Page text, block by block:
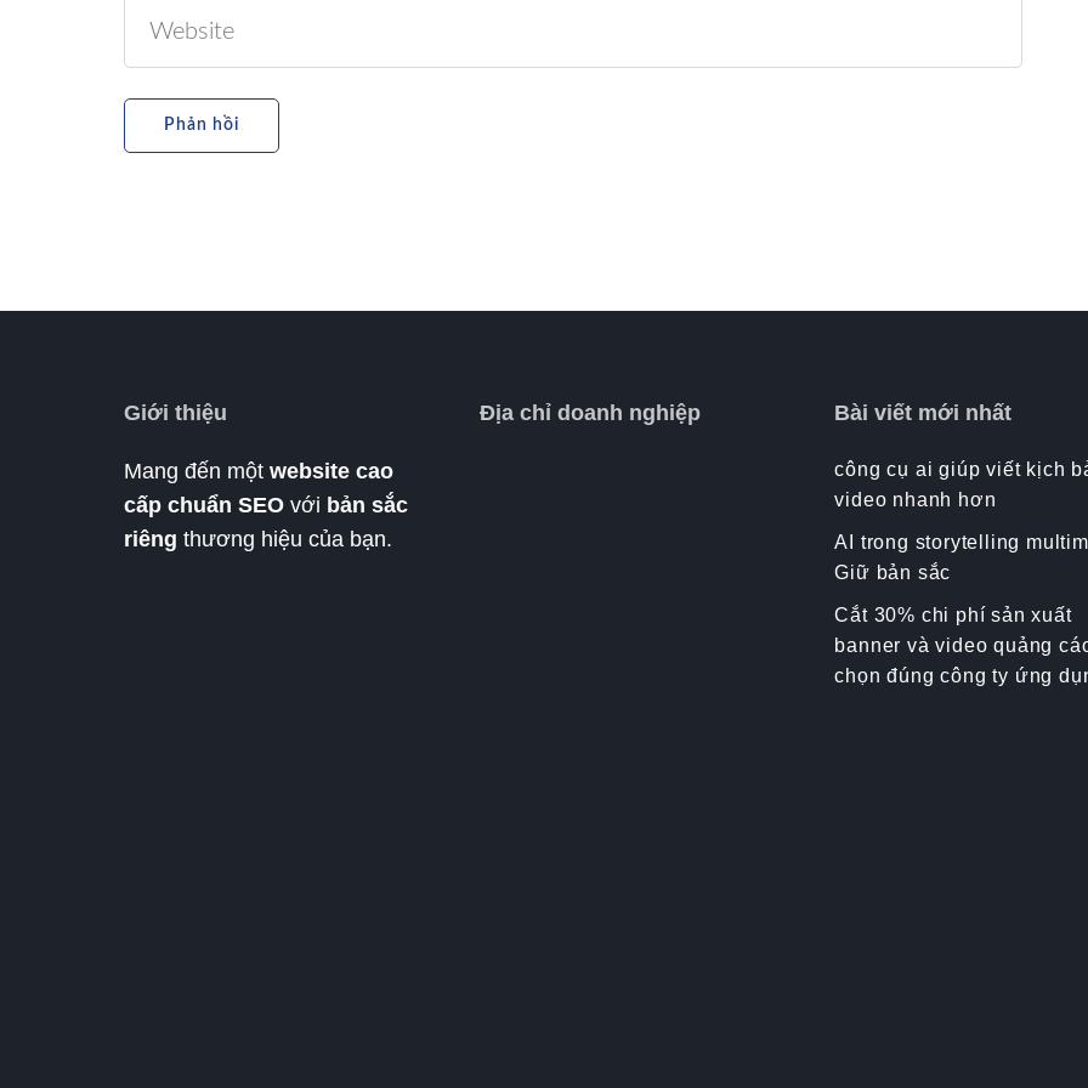
Giới thiệu
Mang đến một website cao
cấp chuẩn SEO với bản sắc
riêng thương hiệu của bạn.
Địa chỉ doanh nghiệp Bài viết mới nhất
công cụ ai giúp viết kịch
video nhanh hơn
AI trong storytelling
Giữ bản sắc
Cắt 30% chi phí sản xuất
banner và video quảng
chọn đúng công ty ứng